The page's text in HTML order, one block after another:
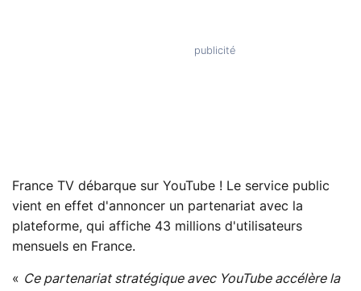
France TV débarque sur YouTube ! Le service public
vient en effet d'annoncer un partenariat avec la
plateforme, qui affiche 43 millions d'utilisateurs
mensuels en France.
« Ce partenariat stratégique avec YouTube accélère la